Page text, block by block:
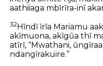
aathiiaga mbĩrĩra-inĩ
32 Hĩndĩ ĩrĩa Mariamu
akĩmuona, akĩgũa thĩ
atĩrĩ, “Mwathani,
ndangĩrakuire.”